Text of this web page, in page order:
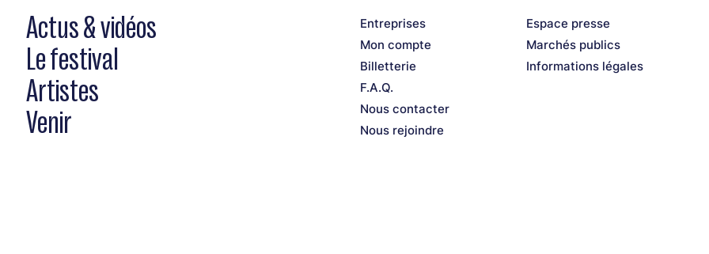
Actus & vidéos
Le festival
Artistes
Venir
Entreprises
Mon compte
Billetterie
F.A.Q.
Nous contacter
Nous rejoindre
Espace presse
Marchés publics
Informations légales